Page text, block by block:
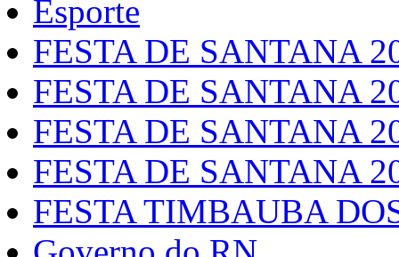
Esporte
FESTA DE SANTANA
FESTA DE SANTANA
FESTA DE SANTANA
FESTA DE SANTANA
FESTA TIMBAUBA